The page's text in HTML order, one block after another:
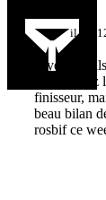
il y a
soyez
vite,
finisseur,
beau bilan
rosbif ce